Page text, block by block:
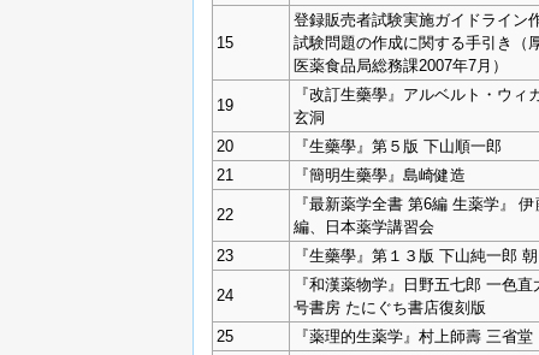
15
登録販売者試験実施ガイドライン
試験問題の作成に関する手引き（
医薬食品局総務課2007年7月）
19
『改訂生藥學』アルベルト・ウィ
玄洞
20
『生藥學』第５版 下山順一郎
21
『簡明生藥學』島崎健造
22
『最新薬学全書 第6編 生薬学』
編、日本薬学講習会
23
『生藥學』第１３版 下山純一郎
24
『和漢薬物学』日野五七郎 一色直
号書房 たにぐち書店復刻版
25
『薬理的生薬学』村上師壽 三省堂